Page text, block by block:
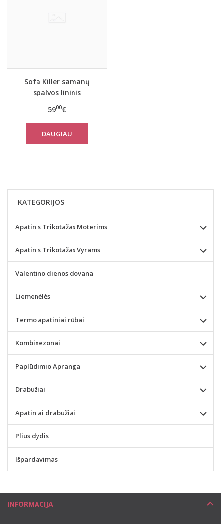
Sofa Killer samanų
spalvos lininis
5900€
DAUGIAU
KATEGORIJOS
Apatinis Trikotažas Moterims
Apatinis Trikotažas Vyrams
Valentino dienos dovana
Liemenėlės
Termo apatiniai rūbai
Kombinezonai
Paplūdimio Apranga
Drabužiai
Apatiniai drabužiai
Plius dydis
Išpardavimas
INFORMACIJA